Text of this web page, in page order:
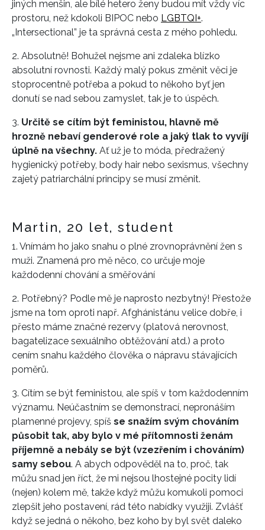
jiných menšin, ale bílé hetero ženy budou mít vždy víc
prostoru, než kdokoli BIPOC nebo LGBTQI+.
„Intersectional” je ta správná cesta z mého pohledu.
2. Absolutně! Bohužel nejsme ani zdaleka blízko
absolutní rovnosti. Každý malý pokus změnit věci je
stoprocentně potřeba a pokud to někoho byť jen
donutí se nad sebou zamyslet, tak je to úspěch.
3. Určitě se cítím být feministou, hlavně mě
hrozně nebaví genderové role a jaký tlak to vyvíjí
úplně na všechny. Ať už je to móda, předražený
hygienický potřeby, body hair nebo sexismus, všechny
zajetý patriarchální principy se musí změnit.
Martin, 20 let, student
1. Vnímám ho jako snahu o plné zrovnoprávnění žen s
muži. Znamená pro mě něco, co určuje moje
každodenní chování a směřování
2. Potřebný? Podle mě je naprosto nezbytný! Přestože
jsme na tom oproti např. Afghánistánu velice dobře, i
přesto máme značné rezervy (platová nerovnost,
bagatelizace sexuálního obtěžování atd.) a proto
cením snahu každého člověka o nápravu stávajících
poměrů.
3. Cítím se být feministou, ale spíš v tom každodenním
významu. Neúčastním se demonstrací, nepronáším
plamenné projevy, spíš se snažím svým chováním
působit tak, aby bylo v mé přítomnosti ženám
příjemně a nebály se být (vzezřením i chováním)
samy sebou. A abych odpověděl na to, proč, tak
můžu snad jen říct, že mi nejsou lhostejné pocity lidí
(nejen) kolem mě, takže když můžu komukoli pomoci
zlepšit jeho postavení, rád této nabídky využiji. Zvlášť
když se jedná o někoho, bez koho by byl svět daleko